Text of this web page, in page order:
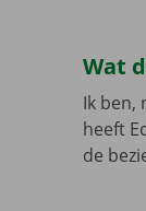
Wat
Ik ben,
heeft
de